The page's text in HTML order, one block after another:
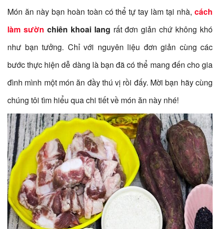
Món ăn này bạn hoàn toàn có thể tự tay làm tại nhà, cách
làm sườn chiên khoai lang rất đơn giản chứ không khó
như bạn tưởng. Chỉ với nguyên liệu đơn giản cùng các
bước thực hiện dễ dàng là bạn đã có thể mang đến cho gia
đình mình một món ăn đầy thú vị rồi đấy. Mời bạn hãy cùng
chúng tôi tìm hiểu qua chi tiết về món ăn này nhé!